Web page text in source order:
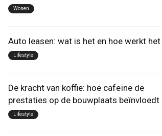
Wonen
Auto leasen: wat is het en hoe werkt het
Lifestyle
De kracht van koffie: hoe cafeïne de
prestaties op de bouwplaats beïnvloedt
Lifestyle